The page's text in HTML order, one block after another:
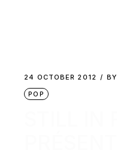
24 OCTOBER 2012 BY
POP